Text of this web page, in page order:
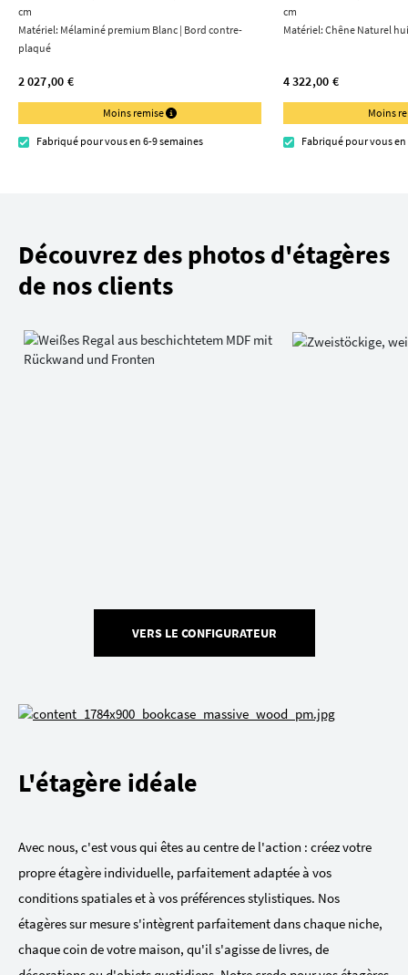
cm
Matériel: Mélaminé premium Blanc | Bord contre­
plaqué
2 027,00 €
Moins remise
Fabriqué pour vous en 6-9 semaines
cm
Matériel:Chêne Naturel
4 322,00 €
Moins
Fabriqué pour vous en
Découvrez des photos d'étagères
de nos clients
VERS LE CONFIGURATEUR
L'étagère idéale
Avec nous, c'est vous qui êtes au centre de l'action : créez votre
propre étagère individuelle, parfaitement adaptée à vos
conditions spatiales et à vos préférences stylistiques. Nos
étagères sur mesure s'intègrent parfaitement dans chaque niche,
chaque coin de votre maison, qu'il s'agisse de livres, de